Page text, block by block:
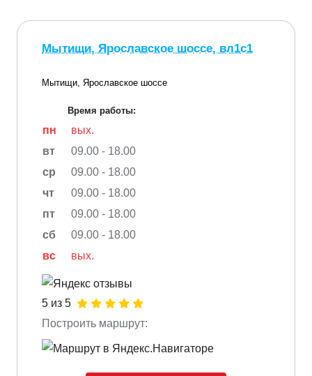
Мытищи, Ярославское шоссе, вл1с1
Мытищи, Ярославское шоссе
Время работы:
пн
вых.
вт
09.00 - 18.00
ср
09.00 - 18.00
чт
09.00 - 18.00
пт
09.00 - 18.00
сб
09.00 - 18.00
вс
вых.
5 из 5
Построить маршрут: